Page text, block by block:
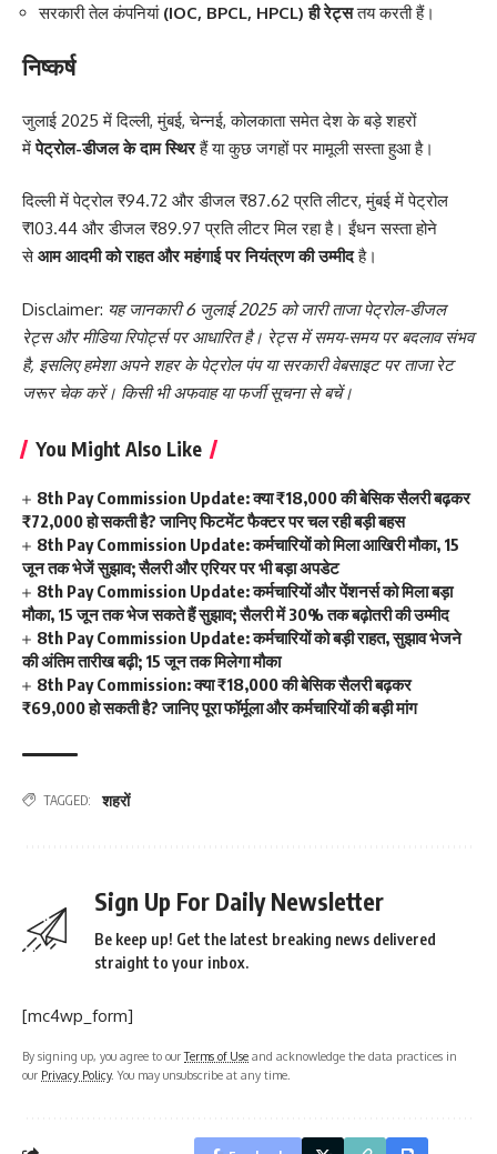
सरकारी तेल कंपनियां(IOC, BPCL, HPCL) ही रेट्सतय करती हैं।
निष्कर्ष
जुलाई 2025 में दिल्ली, मुंबई, चेन्नई, कोलकाता समेत देश के बड़े शहरों
मेंपेट्रोल-डीजल के दाम स्थिरहैं या कुछ जगहों पर मामूली सस्ता हुआ है।
दिल्ली में पेट्रोल ₹94.72 और डीजल ₹87.62 प्रति लीटर, मुंबई में पेट्रोल
₹103.44 और डीजल ₹89.97 प्रति लीटर मिल रहा है। ईंधन सस्ता होने
सेआम आदमी को राहत और महंगाई पर नियंत्रण की उम्मीदहै।
Disclaimer: यह जानकारी 6 जुलाई 2025 को जारी ताजा पेट्रोल-डीजल
रेट्स और मीडिया रिपोर्ट्स पर आधारित है। रेट्स में समय-समय पर बदलाव संभव
है, इसलिए हमेशा अपने शहर के पेट्रोल पंप या सरकारी वेबसाइट पर ताजा रेट
जरूर चेक करें। किसी भी अफवाह या फर्जी सूचना से बचें।
You Might Also Like
8th Pay Commission Update: क्या ₹18,000 की बेसिक सैलरी बढ़कर
₹72,000 हो सकती है? जानिए फिटमेंट फैक्टर पर चल रही बड़ी बहस
8th Pay Commission Update: कर्मचारियों को मिला आखिरी मौका, 15
जून तक भेजें सुझाव; सैलरी और एरियर पर भी बड़ा अपडेट
8th Pay Commission Update: कर्मचारियों और पेंशनर्स को मिला बड़ा
मौका, 15 जून तक भेज सकते हैं सुझाव; सैलरी में 30% तक बढ़ोतरी की उम्मीद
8th Pay Commission Update: कर्मचारियों को बड़ी राहत, सुझाव भेजने
की अंतिम तारीख बढ़ी; 15 जून तक मिलेगा मौका
8th Pay Commission: क्या ₹18,000 की बेसिक सैलरी बढ़कर
₹69,000 हो सकती है? जानिए पूरा फॉर्मूला और कर्मचारियों की बड़ी मांग
TAGGED: शहरों
Sign Up For Daily Newsletter
Be keep up! Get the latest breaking news delivered
straight to your inbox.
[mc4wp_form]
By signing up, you agree to ourTerms of Use and acknowledge the data practices in
our Privacy Policy. You may unsubscribe at any time.